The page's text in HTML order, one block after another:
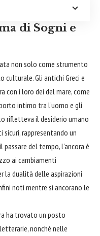
di Sogni e
non solo come strumento
culturale. Gli antichi Greci e
con i loro dei del mare, come
intimo tra l’uomo e gli
rifletteva il desiderio umano
rappresentando un
passare del tempo, l’ancora è
ai cambiamenti
la dualità delle aspirazioni
noti mentre si ancorano le
ha trovato un posto
nonché nelle